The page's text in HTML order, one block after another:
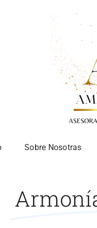
Sobre Nosotras